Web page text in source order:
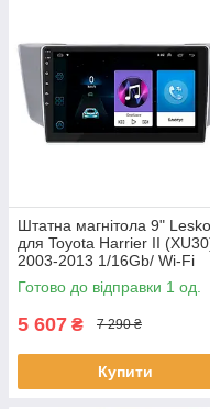
Штатна магнітола 9" Lesko
для Toyota Harrier II
2003-2013 1/16Gb/ Wi-Fi
Optima Тойота 1 шт.
Готово до відправки 1 од.
5 607 ₴ 7 290 ₴
Купити